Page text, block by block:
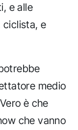
e alle
ciclista, e
medio
è che
che vanno